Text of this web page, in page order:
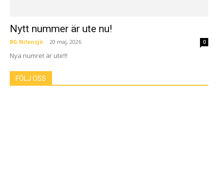
Nytt nummer är ute nu!
BG Nilensjö - 20 maj, 2026 0
Nya numret är ute!!!
FÖLJ OSS